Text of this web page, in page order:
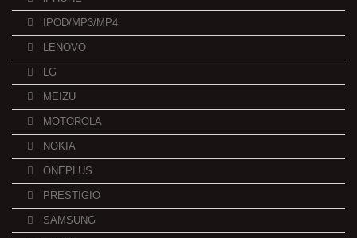
IPOD/MP3/MP4
LENOVO
LG
MEIZU
MOTOROLA
NOKIA
ONEPLUS
PRESTIGIO
SAMSUNG